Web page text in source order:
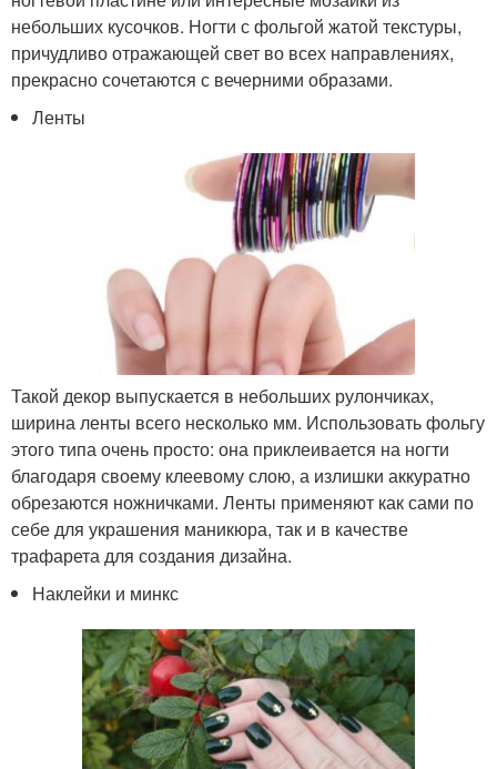
небольших кусочков. Ногти с фольгой жатой текстуры,
причудливо отражающей свет во всех направлениях,
прекрасно сочетаются с вечерними образами.
Ленты
Такой декор выпускается в небольших рулончиках,
ширина ленты всего несколько мм. Использовать фольгу
этого типа очень просто: она приклеивается на ногти
благодаря своему клеевому слою, а излишки аккуратно
обрезаются ножничками. Ленты применяют как сами по
себе для украшения маникюра, так и в качестве
трафарета для создания дизайна.
Наклейки и минкс